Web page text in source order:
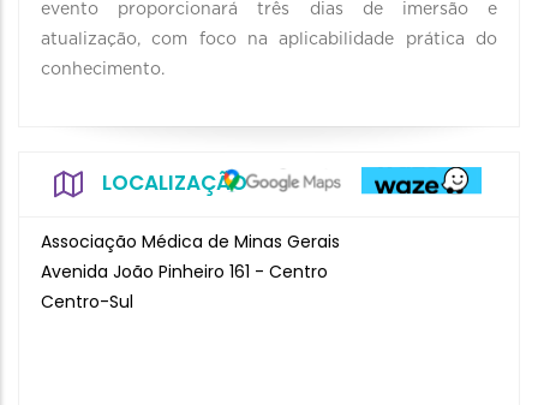
evento proporcionará três dias de imersão e
atualização, com foco na aplicabilidade prática do
conhecimento.
LOCALIZAÇÃO
Associação Médica de Minas Gerais
Avenida João Pinheiro 161 - Centro
Centro-Sul